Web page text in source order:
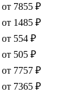
от 7855 ₽
от 1485 ₽
от 554 ₽
от 505 ₽
от 7757 ₽
от 7365 ₽